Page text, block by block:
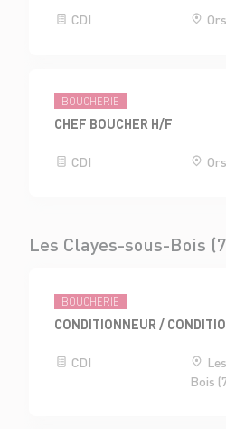
CDI
BOUCHERIE
CHEF BOUCHER H/F
CDI
Les Clayes-sous-Bois
BOUCHERIE
CONDITIONNEUR /
CDI
Bois